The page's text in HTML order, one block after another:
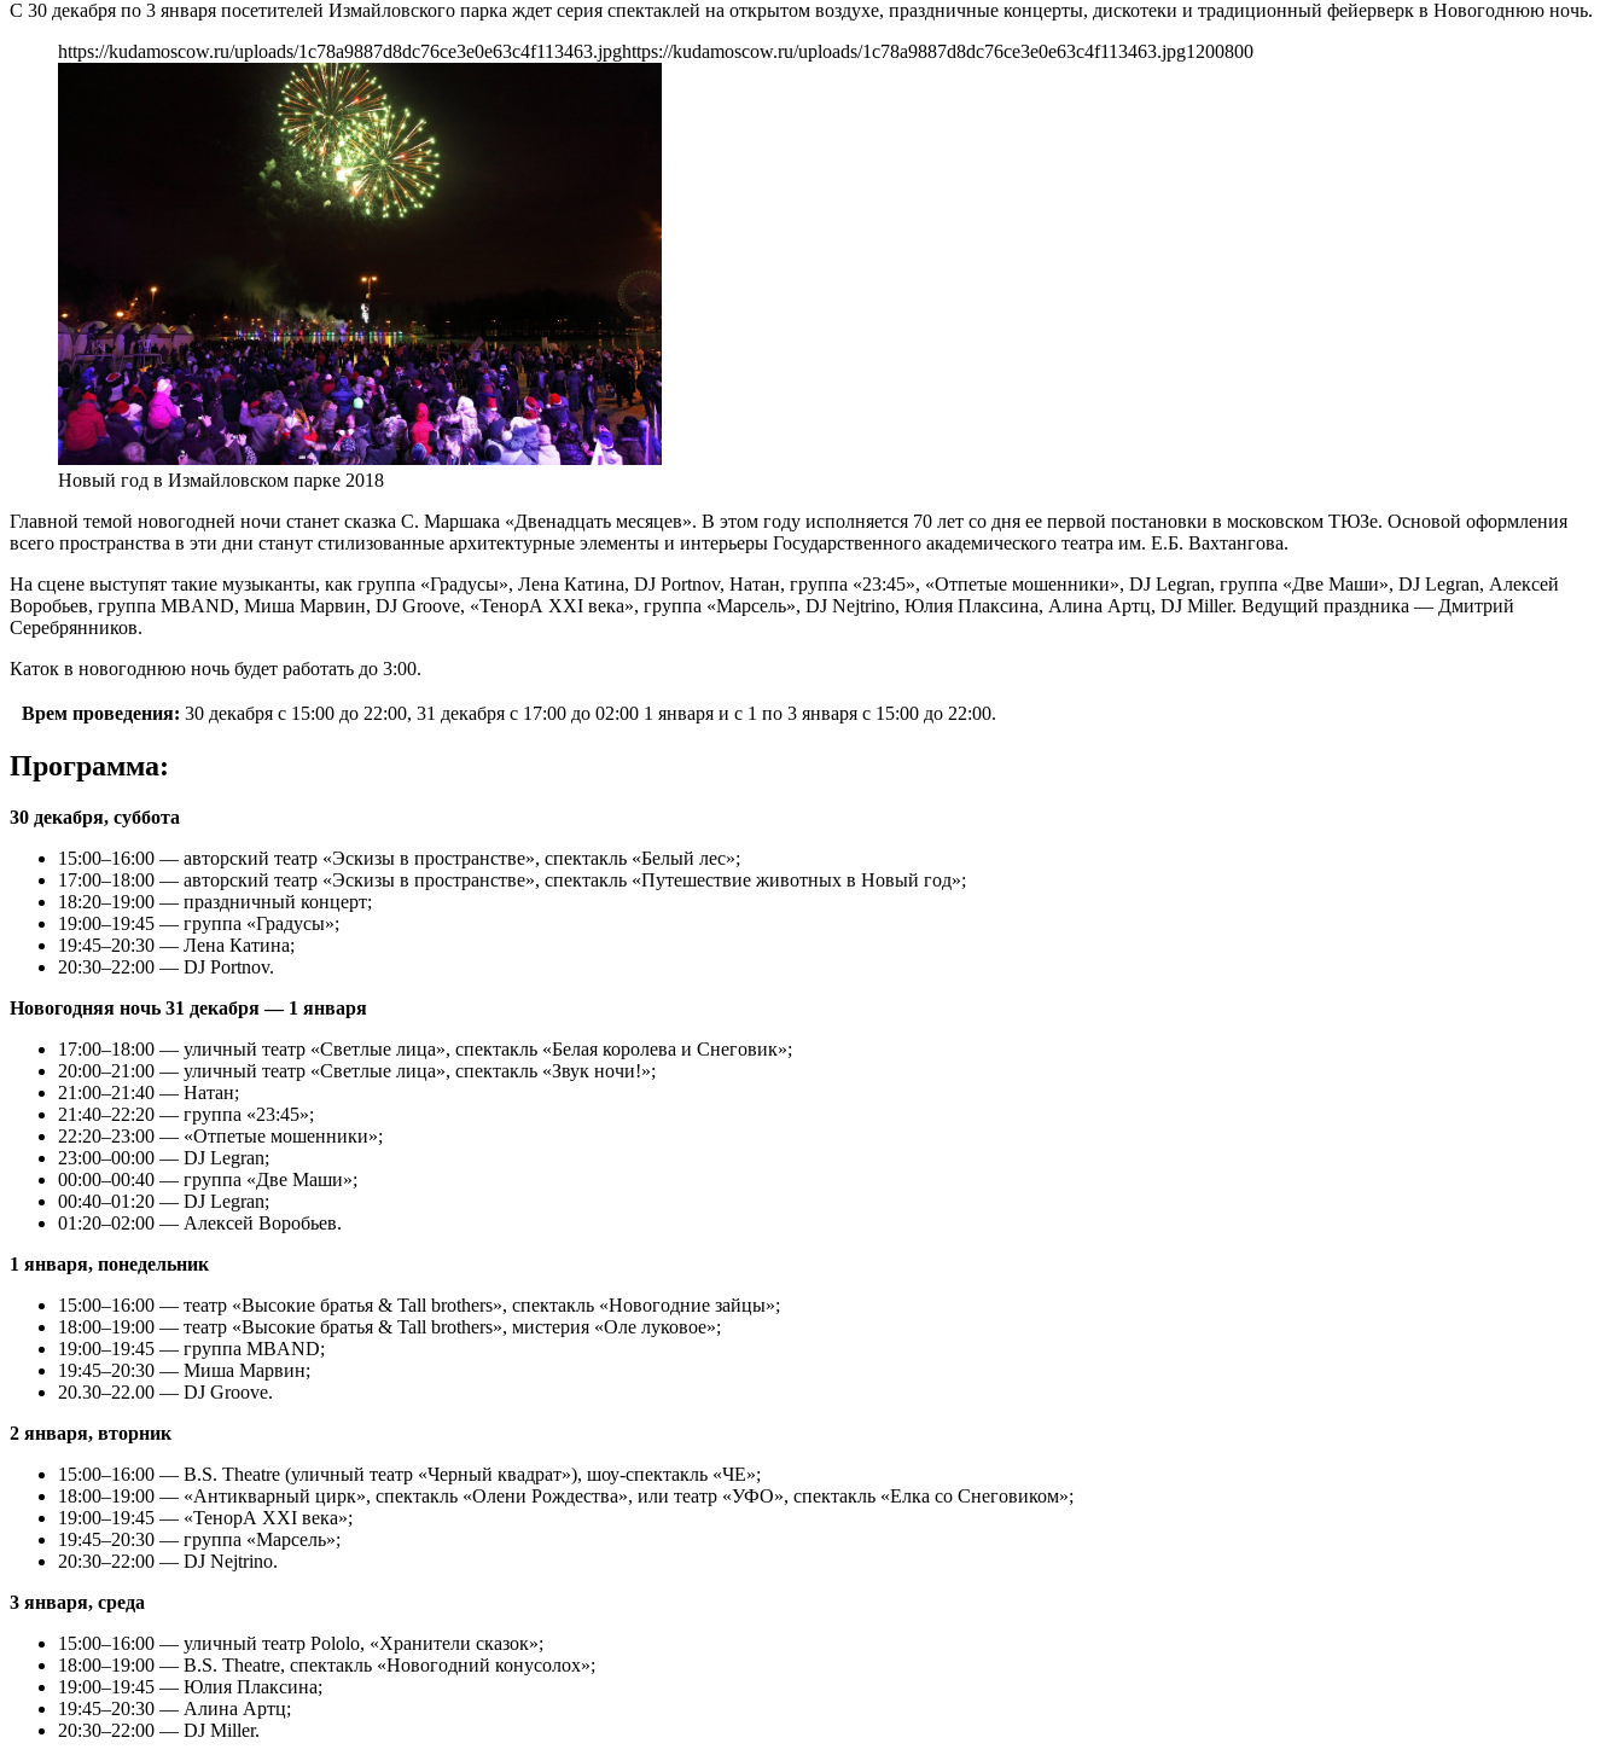
С 30 декабря по 3 января посетителей Измайловского парка ждет серия спектаклей на открытом воздухе, праздничные концерты, дискотеки и традиционный фейерверк в Новогоднюю ночь.
https://kudamoscow.ru/uploads/1c78a9887d8dc76ce3e0e63c4f113463.jpghttps://kudamoscow.ru/uploads/1c78a9887d8dc76ce3e0e63c4f113463.jpg1200800
Новый год в Измайловском парке 2018
Главной темой новогодней ночи станет сказка С. Маршака «Двенадцать месяцев». В этом году исполняется 70 лет со дня ее первой постановки в московском ТЮЗе. Основой оформления
всего пространства в эти дни станут стилизованные архитектурные элементы и интерьеры Государственного академического театра им. Е.Б. Вахтангова.
На сцене выступят такие музыканты, как группа «Градусы», Лена Катина, DJ Portnov, Натан, группа «23:45», «Отпетые мошенники», DJ Legran, группа «Две Маши», DJ Legran, Алексей
Воробьев, группа MBAND, Миша Марвин, DJ Groove, «ТенорА XXI века», группа «Марсель», DJ Nejtrino, Юлия Плаксина, Алина Артц, DJ Miller. Ведущий праздника — Дмитрий
Серебрянников.
Каток в новогоднюю ночь будет работать до 3:00.
Врем проведения: 30 декабря с 15:00 до 22:00, 31 декабря с 17:00 до 02:00 1 января и с 1 по 3 января с 15:00 до 22:00.
Программа:
30 декабря, суббота
15:00–16:00 — авторский театр «Эскизы в пространстве», спектакль «Белый лес»;
17:00–18:00 — авторский театр «Эскизы в пространстве», спектакль «Путешествие животных в Новый год»;
18:20–19:00 — праздничный концерт;
19:00–19:45 — группа «Градусы»;
19:45–20:30 — Лена Катина;
20:30–22:00 — DJ Portnov.
Новогодняя ночь 31 декабря — 1 января
17:00–18:00 — уличный театр «Светлые лица», спектакль «Белая королева и Снеговик»;
20:00–21:00 — уличный театр «Светлые лица», спектакль «Звук ночи!»;
21:00–21:40 — Натан;
21:40–22:20 — группа «23:45»;
22:20–23:00 — «Отпетые мошенники»;
23:00–00:00 — DJ Legran;
00:00–00:40 — группа «Две Маши»;
00:40–01:20 — DJ Legran;
01:20–02:00 — Алексей Воробьев.
1 января, понедельник
15:00–16:00 — театр «Высокие братья & Tall brothers», спектакль «Новогодние зайцы»;
18:00–19:00 — театр «Высокие братья & Tall brothers», мистерия «Оле луковое»;
19:00–19:45 — группа MBAND;
19:45–20:30 — Миша Марвин;
20.30–22.00 — DJ Groove.
2 января, вторник
15:00–16:00 — B.S. Theatre (уличный театр «Черный квадрат»), шоу-спектакль «ЧE»;
18:00–19:00 — «Антикварный цирк», спектакль «Олени Рождества», или театр «УФО», спектакль «Елка со Снеговиком»;
19:00–19:45 — «ТенорА XXI века»;
19:45–20:30 — группа «Марсель»;
20:30–22:00 — DJ Nejtrino.
3 января, среда
15:00–16:00 — уличный театр Pololo, «Хранители сказок»;
18:00–19:00 — B.S. Theatre, спектакль «Новогодний конусолох»;
19:00–19:45 — Юлия Плаксина;
19:45–20:30 — Алина Артц;
20:30–22:00 — DJ Miller.